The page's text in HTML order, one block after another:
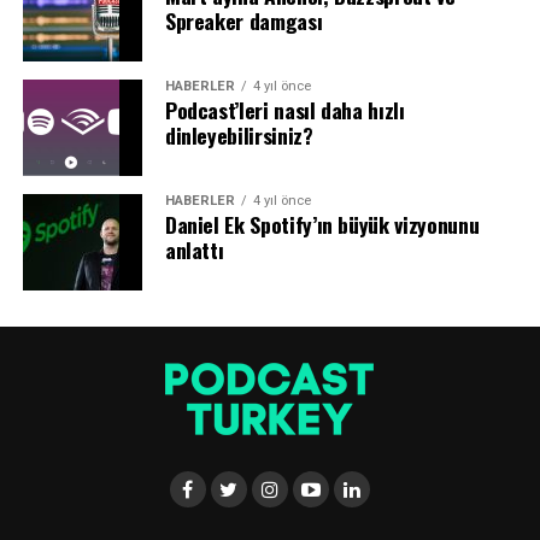
Sahip olduğu tek şey izleyicileriyken, kontrolü
elinde tutmak…
Platformlardan geniş bir erişim elde etse de, Robbins’in
platformlardan sadece alan kiraladığının farkında
olduğu bir gerçek.
Robbins, “Aslında sahip olduğunuz tek şey bülten
listeniz, kontrol edebildiğiniz tek şey bu. Bir içerik
üreticisi olarak işinizi düşündüğünüzde, yaptığım her
şeyin sahibi benim. Dolayısıyla platformlarla ilgili bir
teknolojiler kullanarak kendiniz yeniden
başlatabilirsiniz” dedi.
onun benzersiz satış noktasını (nedenini) net bir şekilde
Spreaker damgası
HABERLER 4 yıl önce
Podcast’leri nasıl daha hızlı
dinleyebilirsiniz?
HABERLER 4 yıl önce
Daniel Ek Spotify’ın büyük vizyonunu
anlattı